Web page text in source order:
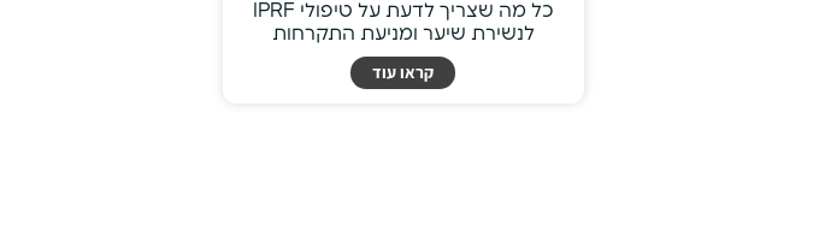
כל מה שצריך לדעת על טיפולי IPRF
לנשירת שיער ומניעת התקרחות
קראו עוד